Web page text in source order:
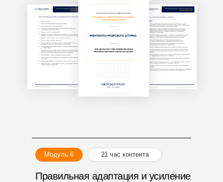
Модуль 6 21 час контента
Правильная адаптация и усиление